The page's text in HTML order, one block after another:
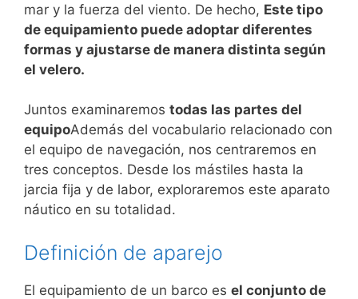
mar y la fuerza del viento. De hecho, Este tipo
de equipamiento puede adoptar diferentes
formas y ajustarse de manera distinta según
el velero.
Juntos examinaremos todas las partes del
equipoAdemás del vocabulario relacionado con
el equipo de navegación, nos centraremos en
tres conceptos. Desde los mástiles hasta la
jarcia fija y de labor, exploraremos este aparato
náutico en su totalidad.
Definición de aparejo
El equipamiento de un barco es el conjunto de